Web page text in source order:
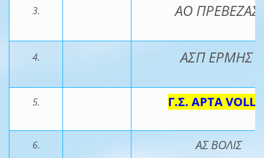
3. ΑΟ ΠΡΕΒΕΖΑΣ
4. ΑΣΠ ΕΡΜΗΣ
5. Γ.Σ. ΑΡΤΑ
6. ΑΣ ΒΟΛΙΣ